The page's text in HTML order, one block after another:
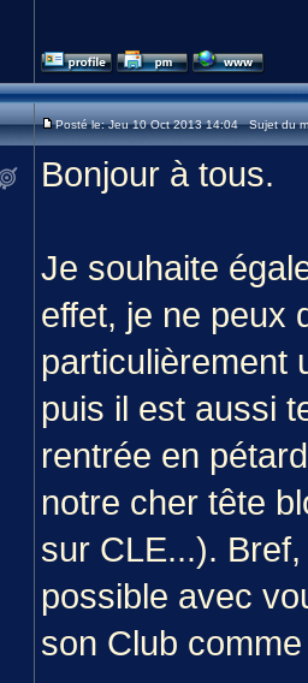
Posté le: Jeu 10 Oct 2013 14:04 Sujet du
Bonjour à tous.
Je souhaite
effet, je ne peux
particulièrement
puis il est aussi
rentrée en
notre cher tête
sur CLE...).
possible avec
son Club